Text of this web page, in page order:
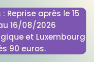
: Reprise après le 15
16/08/2026
et Luxembourg
90 euros.